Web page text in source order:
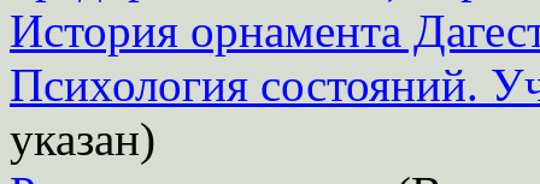
История орнамента
Психология состояний.
указан)